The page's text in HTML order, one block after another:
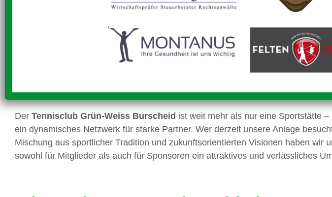
Der Tennisclub Grün-Weiss Burscheid ist weit mehr als nur eine Sportstätte
ein dynamisches Netzwerk für starke Partner. Wer derzeit unsere Anlage
Mischung aus sportlicher Tradition und zukunftsorientierten Visionen haben wir
sowohl für Mitglieder als auch für Sponsoren ein attraktives und verlässliches